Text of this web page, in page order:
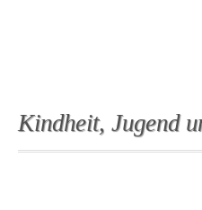
Kindheit, Jugend